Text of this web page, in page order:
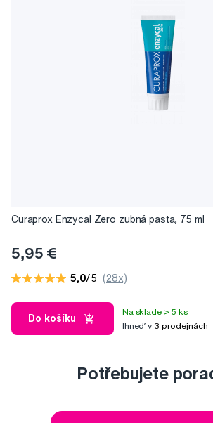
Curaprox Enzycal Zero zubná pasta, 75 ml
5,95 €
5,0/5 (28x)
Do košíku
Na sklade > 5 ks
Ihneď v 3 prodejnách
Potřebujete